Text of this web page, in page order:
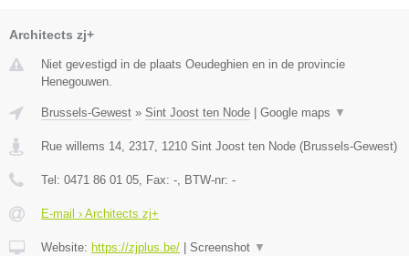
Architects zj+
Niet gevestigd in de plaats Oeudeghien en in de provincie
Henegouwen.
Brussels-Gewest » Sint Joost ten Node Google maps ▼
Rue willems 14, 2317, 1210 Sint Joost ten Node (Brussels-Gewest)
Tel: 0471 86 01 05, Fax: -, BTW-nr: -
E-mail › Architects zj+
Website: https://zjplus.be/ Screenshot ▼